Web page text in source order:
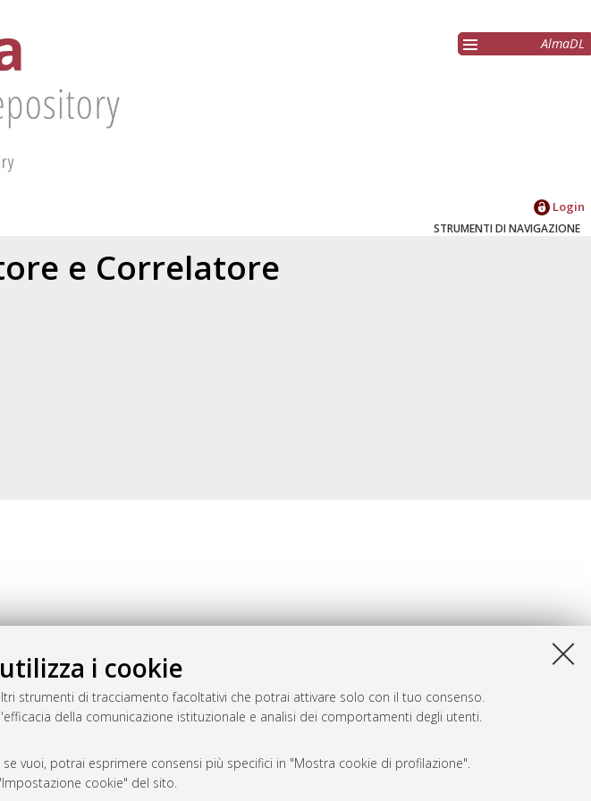
i cookie
strumenti di tracciamento facoltativi che potrai attivare solo con il tuo consenso.
della comunicazione istituzionale e analisi dei comportamenti degli utenti.
vuoi, potrai esprimere consensi più specifici in "Mostra cookie di profilazione".
cookie" del sito.
AlmaDL
Login
STRUMENTI DI NAVIGAZIONE
e Correlatore